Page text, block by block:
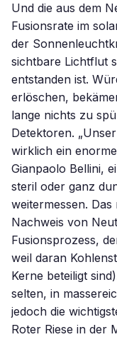
Und die aus dem
Fusionsrate im
der
sichtbare Lichtflut
entstanden ist.
erlöschen,
lange nichts zu
Detektoren.
wirklich ein
Gianpaolo Bellini,
steril oder ganz
weitermessen.
Nachweis von
Fusionsprozess,
weil daran
Kerne beteiligt
selten, in
jedoch die
Roter Riese in der